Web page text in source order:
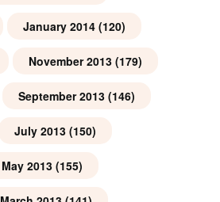
January 2014 (120)
November 2013 (179)
September 2013 (146)
July 2013 (150)
May 2013 (155)